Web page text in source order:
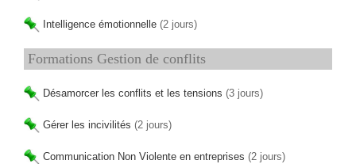
Intelligence émotionnelle (2 jours)
Formations Gestion de conflits
Désamorcer les conflits et les tensions (3 jours)
Gérer les incivilités (2 jours)
Communication Non Violente en entreprises (2 jours)